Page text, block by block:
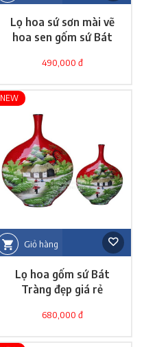
Lọ hoa sứ sơn mài vẽ
hoa sen gốm sứ Bát
490,000 đ
Giỏ hàng
NEW
Lọ hoa gốm sứ Bát
Tràng đẹp giá rẻ
680,000 đ